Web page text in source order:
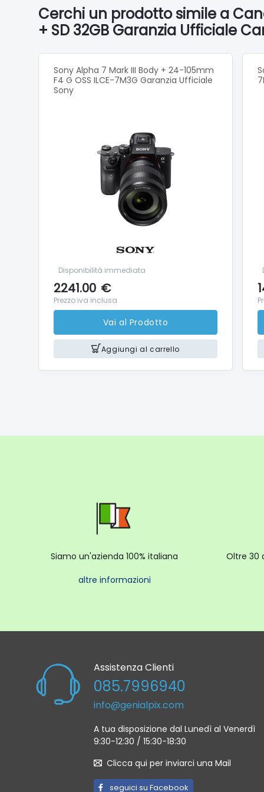
Tipo:
Clear
EF-
Gli
100%
Cerchi un prodotto simile a
+ SD 32GB Garanzia Ufficiale
Sony Alpha 7 Mark III Body + 24-105mm
F4 G OSS ILCE-7M3G Garanzia Ufficiale
Sony
Disponibilità immediata
2241.00 €
Prezzo iva inclusa
Vai al Prodotto
Aggiungi al carrello
Siamo un'azienda 100% italiana
altre informazioni
Oltre 30
Assistenza Clienti
085.7996940
info@genialpix.com
A tua disposizione dal Lunedì al Venerdì
9:30-12:30 / 15:30-18:30
Clicca qui per inviarci una Mail
seguici su Facebook